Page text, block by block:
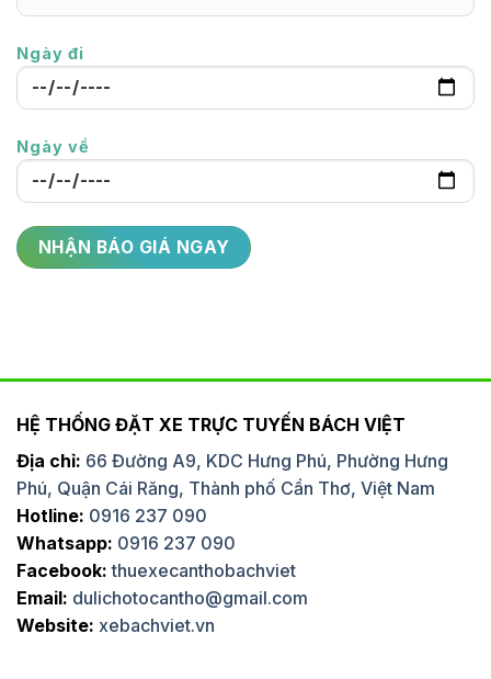
Ngày đi
Ngày về
HỆ THỐNG ĐẶT XE TRỰC TUYẾN BÁCH VIỆT
Địa chỉ: 66 Đường A9, KDC Hưng Phú, Phường Hưng
Phú, Quận Cái Răng, Thành phố Cần Thơ, Việt Nam
Hotline: 0916 237 090
Whatsapp: 0916 237 090
Facebook: thuexecanthobachviet
Email: dulichotocantho@gmail.com
Website: xebachviet.vn